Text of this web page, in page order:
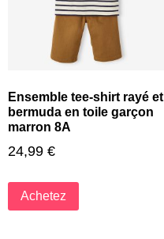
Ensemble tee-shirt rayé et
bermuda en toile garçon
marron 8A
24,99 €
Achetez